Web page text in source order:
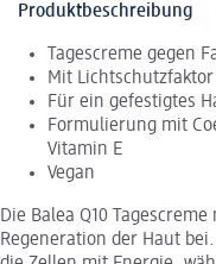
Produktbeschreibung
Tagescreme gegen
Mit Lichtschutzfaktor
Für ein gefestigtes
Formulierung mit
Vitamin E
Vegan
Die Balea Q10
Regeneration der Haut